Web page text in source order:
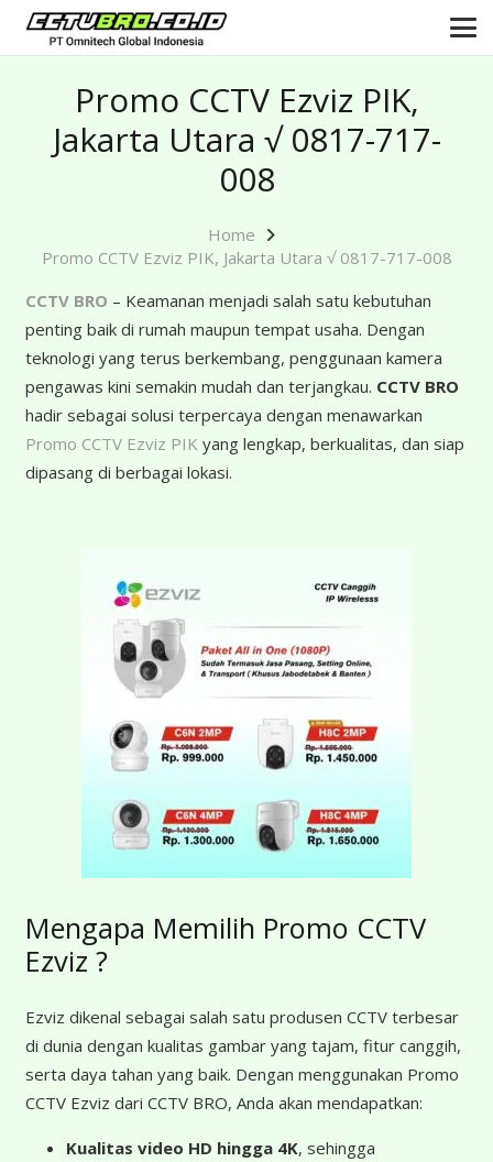
Promo CCTV Ezviz PIK,
Jakarta Utara √ 0817-717-
008
Home
Promo CCTV Ezviz PIK, Jakarta Utara √ 0817-717-008
CCTV BRO – Keamanan menjadi salah satu kebutuhan
penting baik di rumah maupun tempat usaha. Dengan
teknologi yang terus berkembang, penggunaan kamera
pengawas kini semakin mudah dan terjangkau. CCTV BRO
hadir sebagai solusi terpercaya dengan menawarkan
Promo CCTV Ezviz PIK yang lengkap, berkualitas, dan siap
dipasang di berbagai lokasi.
Mengapa Memilih Promo CCTV
Ezviz ?
Ezviz dikenal sebagai salah satu produsen CCTV terbesar
di dunia dengan kualitas gambar yang tajam, fitur canggih,
serta daya tahan yang baik. Dengan menggunakan Promo
CCTV Ezviz dari CCTV BRO, Anda akan mendapatkan:
Kualitas video HD hingga 4K, sehingga